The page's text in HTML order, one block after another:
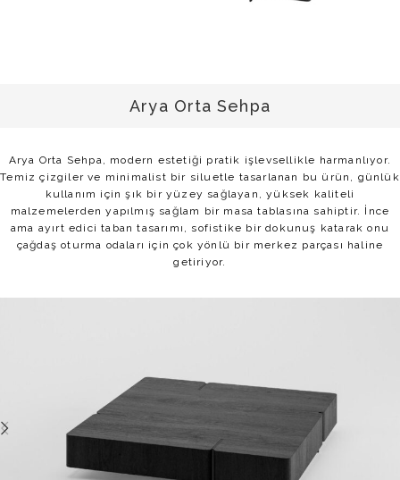
Arya Orta Sehpa
Arya Orta Sehpa, modern estetiği pratik işlevsellikle harmanlıyor.
Temiz çizgiler ve minimalist bir siluetle tasarlanan bu ürün, günlük
kullanım için şık bir yüzey sağlayan, yüksek kaliteli
malzemelerden yapılmış sağlam bir masa tablasına sahiptir. İnce
ama ayırt edici taban tasarımı, sofistike bir dokunuş katarak onu
çağdaş oturma odaları için çok yönlü bir merkez parçası haline
getiriyor.